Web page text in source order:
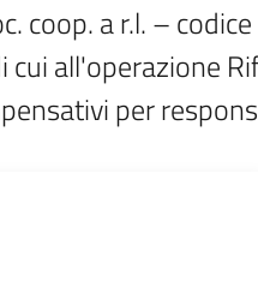
coop. a r.l. –
all'operazione
per